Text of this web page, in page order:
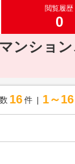
閲覧履歴
0
ンショ
16 件 1～16